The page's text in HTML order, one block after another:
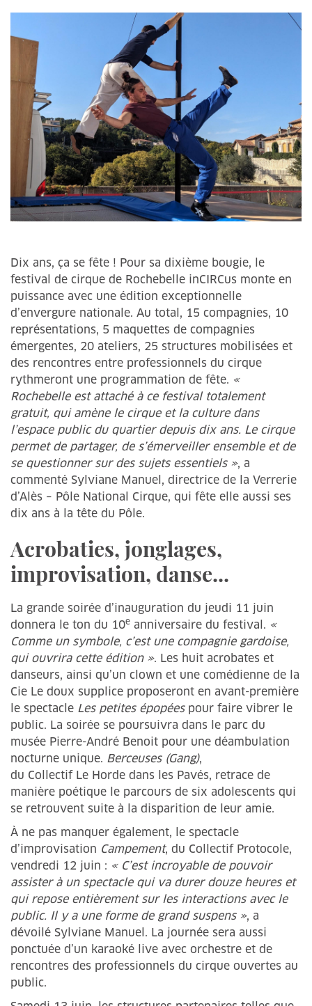
Dix ans, ça se fête ! Pour sa dixième bougie, le
festival de cirque de Rochebelle inCIRCus monte en
puissance avec une édition exceptionnelle
d’envergure nationale. Au total, 15 compagnies, 10
représentations, 5 maquettes de compagnies
émergentes, 20 ateliers, 25 structures mobilisées et
des rencontres entre professionnels du cirque
rythmeront une programmation de fête. «
Rochebelle est attaché à ce festival totalement
gratuit, qui amène le cirque et la culture dans
l’espace public du quartier depuis dix ans. Le cirque
permet de partager, de s’émerveiller ensemble et de
se questionner sur des sujets essentiels », a
commenté Sylviane Manuel, directrice de la Verrerie
d’Alès – Pôle National Cirque, qui fête elle aussi ses
dix ans à la tête du Pôle.
Acrobaties, jonglages,
improvisation, danse...
La grande soirée d’inauguration du jeudi 11 juin
donnera le ton du 10e anniversaire du festival. «
Comme un symbole, c’est une compagnie gardoise,
qui ouvrira cette édition ». Les huit acrobates et
danseurs, ainsi qu’un clown et une comédienne de la
Cie Le doux supplice proposeront en avant-première
le spectacle Les petites épopéespour faire vibrer le
public. La soirée se poursuivra dans le parc du
musée Pierre-André Benoit pour une déambulation
nocturne unique. Berceuses (Gang),
du Collectif Le Horde dans les Pavés, retrace de
manière poétique le parcours de six adolescents qui
se retrouvent suite à la disparition de leur amie.
À ne pas manquer également, le spectacle
d’improvisation Campement, du Collectif Protocole,
vendredi 12 juin : « C’est incroyable de pouvoir
assister à un spectacle qui va durer douze heures et
qui repose entièrement sur les interactions avec le
public. Il y a une forme de grand suspens », a
dévoilé Sylviane Manuel. La journée sera aussi
ponctuée d’un karaoké live avec orchestre et de
rencontres des professionnels du cirque ouvertes au
public.